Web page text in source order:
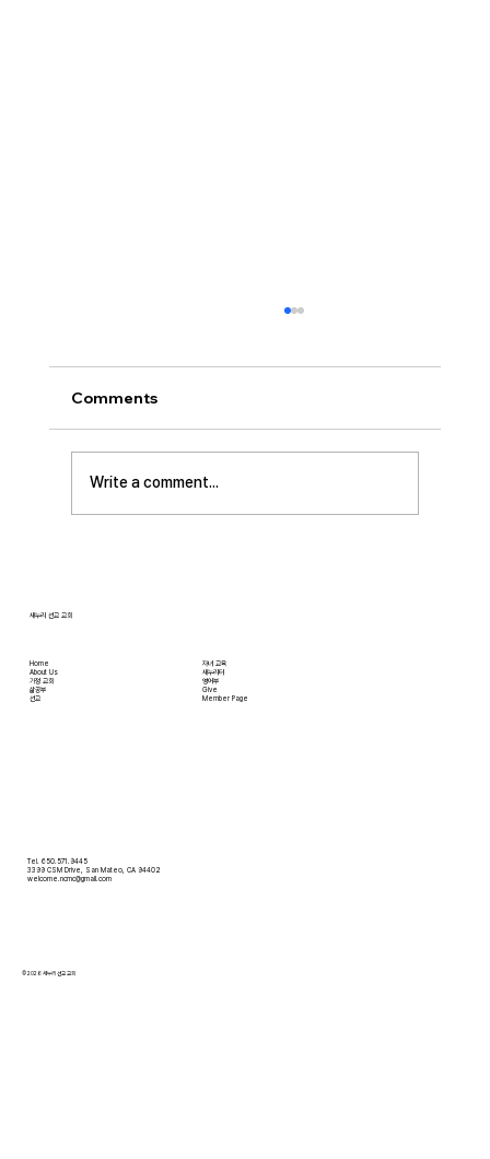
• 성만찬 오늘 예배중에 있습니다. 준비해 주신
부장님께 감사드립니다. • 북가주 남침례교 한인
저희 교회에서 호스트 합니다. 목회자 40여명 식
사 준비를 돕고자 하시는 분들은 정경애 권사님
Comments
Write a comment...
Home
About Us
​가정 교회
​삶공부
​선교
자녀 교육
새누리터
영어부
Give
Member Page
Tel. 650.571.9445
3399 CSM Drive, San Mateo, CA 94402
welcome.ncmc@gmail.com
© 2026 새누리 선교 교회
새누리 선교 교회